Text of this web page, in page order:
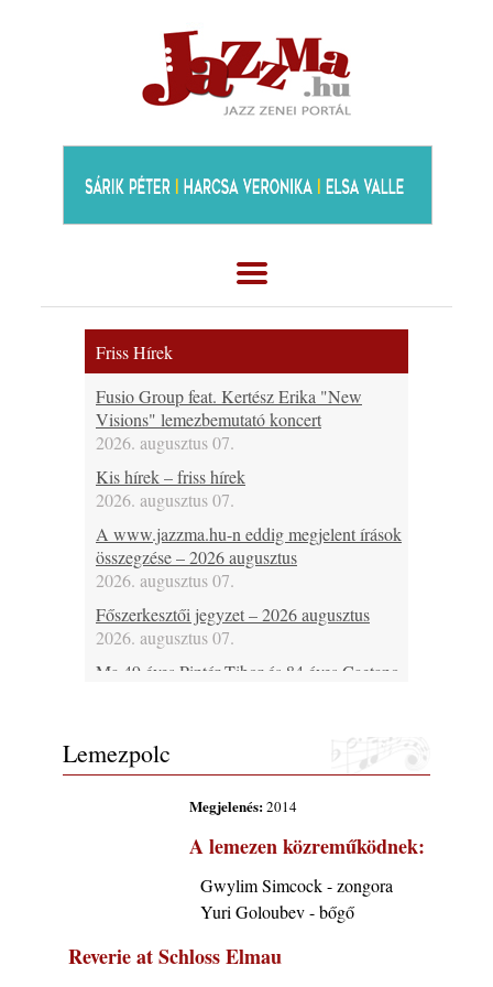
Friss Hírek
Fusio Group feat. Kertész Erika "New
Visions" lemezbemutató koncert
2026. augusztus 07.
Kis hírek – friss hírek
2026. augusztus 07.
A www.jazzma.hu-n eddig megjelent írások
összegzése – 2026 augusztus
2026. augusztus 07.
Főszerkesztői jegyzet – 2026 augusztus
2026. augusztus 07.
Ma 49 éves Pintér Tibor és 84 éves Caetano
Ma lenne 85 éves Howard Johnson
2026. augusztus 07.
Ma 95 éve halt meg Bix Beiderbecke
„Sweet Sphere”
2026. augusztus 07.
Ezen a napon – augusztus 7. (2026)
2026. augusztus 07.
Lemezpolc
Megjelenés:2014
A lemezen közreműködnek:
Gwylim Simcock - zongora
Yuri Goloubev - bőgő
Reverie at Schloss Elmau